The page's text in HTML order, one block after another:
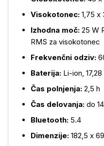
Visokotonec: 1,75 x
Izhodna moč: 25 W
RMS za visokotonec
Frekvenčni odziv:
Baterija: Li-ion, 17,28
Čas polnjenja: 2,5 h
Čas delovanja: do
Bluetooth: 5.4
Dimenzije: 182,5 x